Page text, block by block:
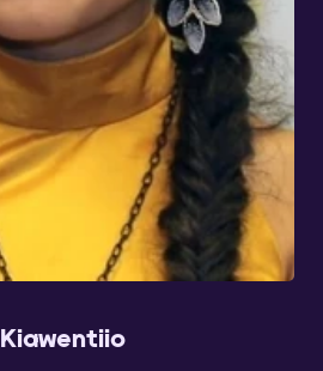
Kiawentiio